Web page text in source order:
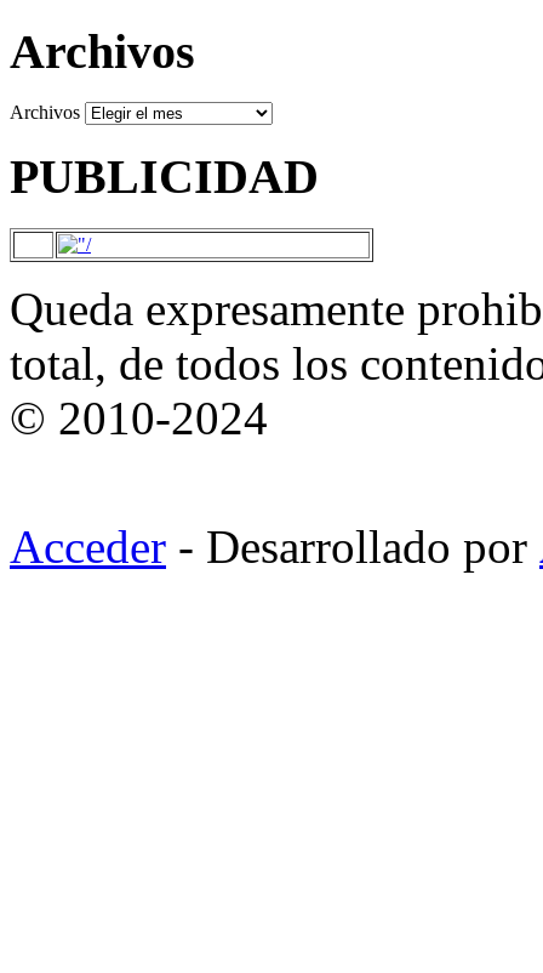
Archivos
Archivos
PUBLICIDAD
Queda expresamente
total, de todos los
© 2010-2024
Acceder - Desarrollado por